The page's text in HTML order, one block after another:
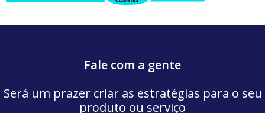
Fale com a gente
Será um prazer criar as estratégias para o seu
produto ou serviço